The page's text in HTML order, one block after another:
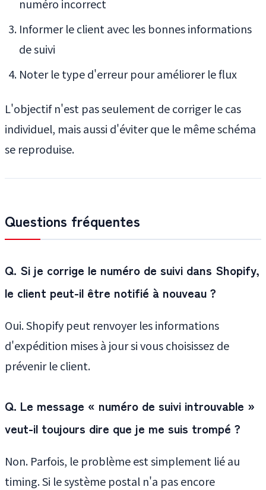
numéro incorrect
Informer le client avec les bonnes informations
de suivi
Noter le type d'erreur pour améliorer le flux
L'objectif n'est pas seulement de corriger le cas
individuel, mais aussi d'éviter que le même schéma
se reproduise.
Questions fréquentes
Q. Si je corrige le numéro de suivi dans Shopify,
le client peut-il être notifié à nouveau ?
Oui. Shopify peut renvoyer les informations
d'expédition mises à jour si vous choisissez de
prévenir le client.
Q. Le message « numéro de suivi introuvable »
veut-il toujours dire que je me suis trompé ?
Non. Parfois, le problème est simplement lié au
timing. Si le système postal n'a pas encore